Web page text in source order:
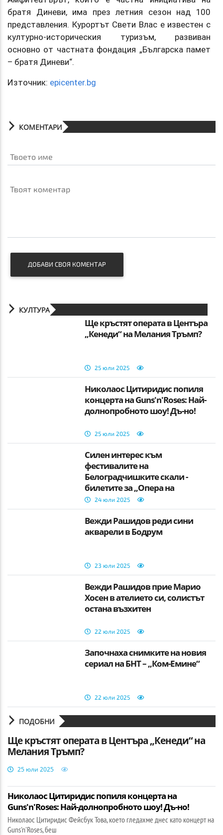
братя Диневи, има през летния сезон над 100
представления. Курортът Свети Влас е известен с
културно-историческия туризъм, развиван
основно от частната фондация „Българска памет
– братя Диневи“.
Източник: epicenter.bg
КОМЕНТАРИ
Твоето име
Твоят коментар
ДОБАВИ СВОЯ КОМЕНТАР
КУЛТУРА
Ще кръстят операта в Центъра
„Кенеди“ на Мелания Тръмп?
25 юли 2025
Николаос Цитиридис попиля
концерта на Guns'n'Roses: Най-
долнопробното шоу! Дъ-но!
25 юли 2025
Силен интерес към
фестивалите на
Белоградчишките скали -
билетите за „Опера на
върховете“ свършват
24 юли 2025
Вежди Рашидов реди сини
акварели в Бодрум
23 юли 2025
Вежди Рашидов прие Марио
Хосен в ателието си, солистът
остана възхитен
22 юли 2025
Започнаха снимките на новия
сериал на БНТ – „Ком-Емине“
22 юли 2025
ПОДОБНИ
Ще кръстят операта в Центъра „Кенеди“ на
Мелания Тръмп?
25 юли 2025
Николаос Цитиридис попиля концерта на
Guns'n'Roses: Най-долнопробното шоу! Дъ-но!
Николаос Цитиридис Фейсбук Това, което гледахме днес като концерт на
Guns'n'Roses, беш